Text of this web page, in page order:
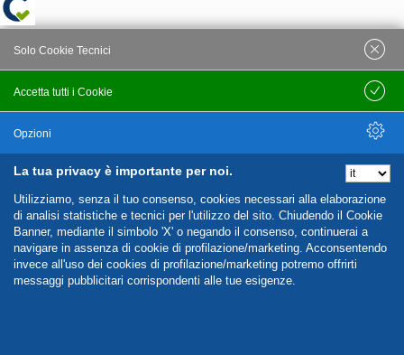
La tua privacy è importante per noi.
Utilizziamo, senza il tuo consenso, cookies necessari alla elaborazione
di analisi statistiche e tecnici per l'utilizzo del sito. Chiudendo il Cookie
Banner, mediante il simbolo 'X' o negando il consenso, continuerai a
navigare in assenza di cookie di profilazione/marketing. Acconsentendo
invece all'uso dei cookies di profilazione/marketing potremo offrirti
messaggi pubblicitari corrispondenti alle tue esigenze.
Accetta tutti i Cookie
Solo Cookie Tecnici
Salva
Opzioni
Nascondi Opzioni